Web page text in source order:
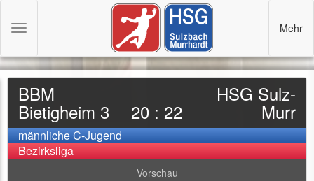
BBM
Bietigheim 3 20 : 22
HSG Sulz-
Murr
männliche C-Jugend
Bezirksliga
Vorschau
Toggle
Mehr